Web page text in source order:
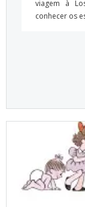
viagem à
conhecer os